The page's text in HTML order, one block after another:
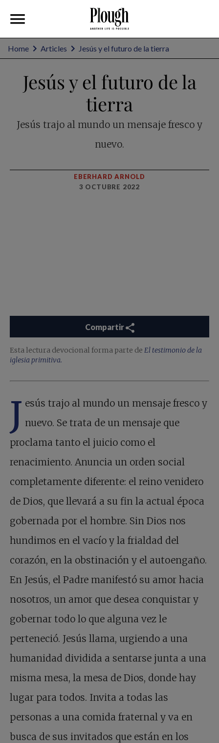
Home Articles Jesús y el futuro de la tierra
Jesús y el futuro de la
tierra
Jesús trajo al mundo un mensaje fresco y
nuevo.
EBERHARD ARNOLD
3 OCTUBRE 2022
Compartir
Esta lectura devocional forma parte de El testimonio de la
iglesia primitiva.
J esús trajo al mundo un mensaje fresco y
nuevo. Se trata de un mensaje que
proclama tanto el juicio como el
renacimiento. Anuncia un orden social
completamente diferente: el reino venidero
de Dios, que llevará a su fin la actual época
gobernada por el hombre. Sin Dios nos
hundimos en el vacío y la frialdad del
corazón, en la obstinación y el autoengaño.
En Jesús, el Padre manifestó su amor hacia
nosotros, un amor que desea conquistar y
gobernar todo lo que alguna vez le
perteneció. Jesús llama, urgiendo a una
humanidad dividida a sentarse junta a una
misma mesa, la mesa de Dios, donde hay
lugar para todos. Invita a todas las
personas a una comida fraternal y va en
busca de sus invitados que están en los